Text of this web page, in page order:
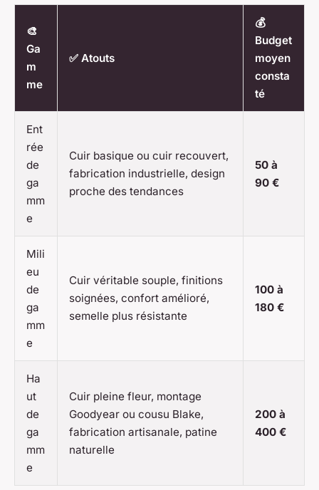
🎨
Ga
m
me
✅ Atouts
💰
Budget
moyen
consta
té
Ent
rée
de
ga
mm
e
Cuir basique ou cuir recouvert,
fabrication industrielle, design
proche des tendances
50 à
90 €
Mili
eu
de
ga
mm
e
Cuir véritable souple, finitions
soignées, confort amélioré,
semelle plus résistante
100 à
180 €
Ha
ut
de
ga
mm
e
Cuir pleine fleur, montage
Goodyear ou cousu Blake,
fabrication artisanale, patine
naturelle
200 à
400 €